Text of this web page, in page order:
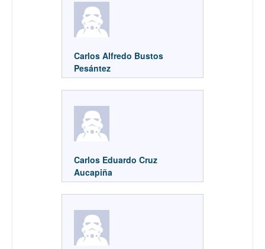
Carlos Alfredo Bustos
Pesántez
Carlos Eduardo Cruz
Aucapiña